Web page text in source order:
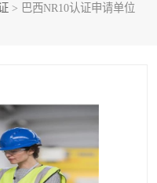
> 巴西NR10认证申请单位
认证